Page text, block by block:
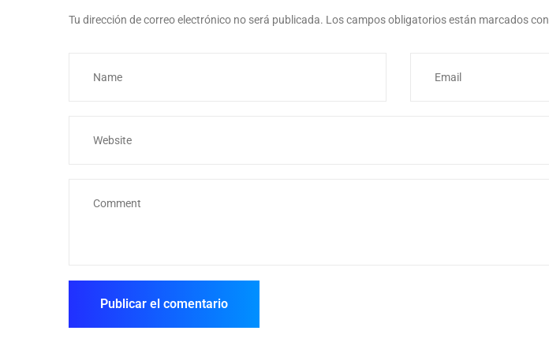
Tu dirección de correo electrónico no será publicada. Los campos obligatorios están marcados con